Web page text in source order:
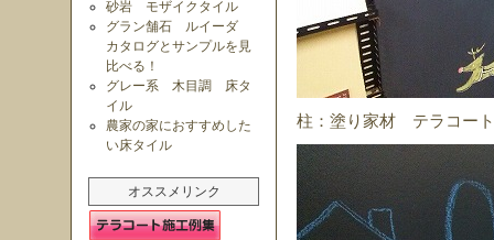
砂岩 モザイクタイル
グラン舗石 ルイーダ
カタログとサンプルを見
比べる！
グレー系 木目調 床タ
イル
農家の家におすすめした
い床タイル
オススメリンク
柱：塗り家材 テラコー